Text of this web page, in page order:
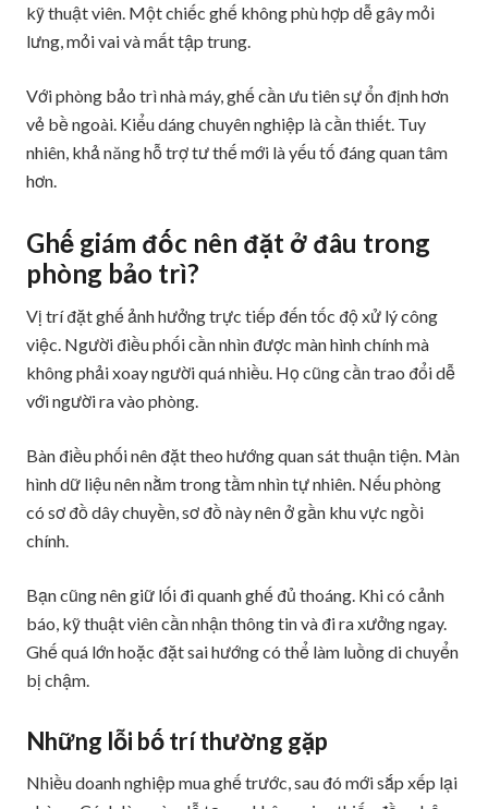
kỹ thuật viên. Một chiếc ghế không phù hợp dễ gây mỏi
lưng, mỏi vai và mất tập trung.
Với phòng bảo trì nhà máy, ghế cần ưu tiên sự ổn định hơn
vẻ bề ngoài. Kiểu dáng chuyên nghiệp là cần thiết. Tuy
nhiên, khả năng hỗ trợ tư thế mới là yếu tố đáng quan tâm
hơn.
Ghế giám đốc nên đặt ở đâu trong
phòng bảo trì?
Vị trí đặt ghế ảnh hưởng trực tiếp đến tốc độ xử lý công
việc. Người điều phối cần nhìn được màn hình chính mà
không phải xoay người quá nhiều. Họ cũng cần trao đổi dễ
với người ra vào phòng.
Bàn điều phối nên đặt theo hướng quan sát thuận tiện. Màn
hình dữ liệu nên nằm trong tầm nhìn tự nhiên. Nếu phòng
có sơ đồ dây chuyền, sơ đồ này nên ở gần khu vực ngồi
chính.
Bạn cũng nên giữ lối đi quanh ghế đủ thoáng. Khi có cảnh
báo, kỹ thuật viên cần nhận thông tin và đi ra xưởng ngay.
Ghế quá lớn hoặc đặt sai hướng có thể làm luồng di chuyển
bị chậm.
Những lỗi bố trí thường gặp
Nhiều doanh nghiệp mua ghế trước, sau đó mới sắp xếp lại